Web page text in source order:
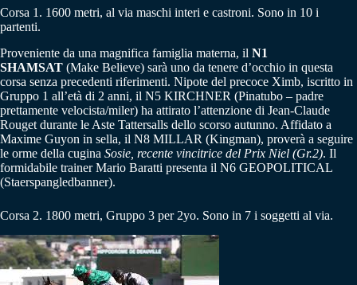
Corsa 1. 1600 metri, al via maschi interi e castroni. Sono in 10 i
partenti.
Proveniente da una magnifica famiglia materna, il N1
SHAMSAT (Make Believe) sarà uno da tenere d’occhio in questa
corsa senza precedenti riferimenti. Nipote del precoce Ximb, iscritto in
Gruppo 1 all’età di 2 anni, il N5 KIRCHNER (Pinatubo – padre
prettamente velocista/miler) ha attirato l’attenzione di Jean-Claude
Rouget durante le Aste Tattersalls dello scorso autunno. Affidato a
Maxime Guyon in sella, il N8 MILLAR (Kingman), proverà a seguire
le orme della cugina Sosie, recente vincitrice del Prix Niel (Gr.2). Il
formidabile trainer Mario Baratti presenta il N6 GEOPOLITICAL
(Staerspangledbanner).
Corsa 2. 1800 metri, Gruppo 3 per 2yo. Sono in 7 i soggetti al via.